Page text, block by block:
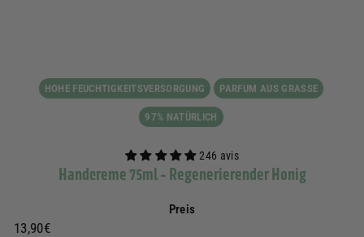
HOHE FEUCHTIGKEITSVERSORGUNG PARFUM AUS GRASSE
97% NATÜRLICH
246 avis
Handcreme 75ml - Regenerierender Honig
Preis
Prix
13,90€13,90€